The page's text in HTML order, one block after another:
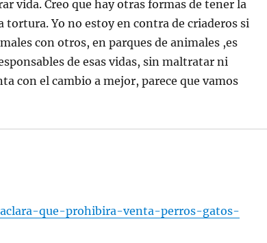
vida. Creo que hay otras formas de tener la
tortura. Yo no estoy en contra de criaderos si
con otros, en parques de animales ,es
de esas vidas, sin maltratar ni
con el cambio a mejor, parece que vamos
que-prohibira-venta-perros-gatos-